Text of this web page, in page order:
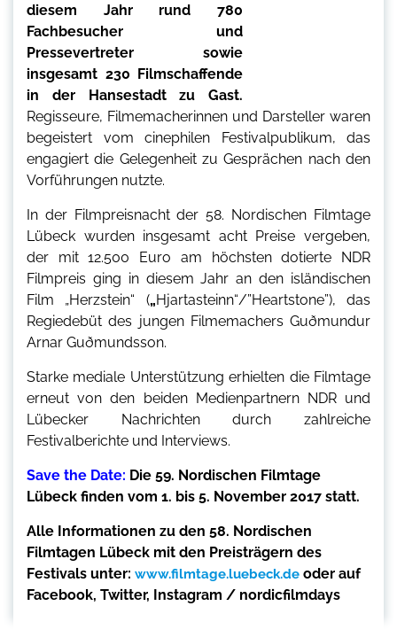
diesem Jahr rund 780
Fachbesucher und
Pressevertreter sowie
insgesamt 230 Filmschaffende
in der Hansestadt zu Gast.
Regisseure, Filmemacherinnen und Darsteller waren
begeistert vom cinephilen Festivalpublikum, das
engagiert die Gelegenheit zu Gesprächen nach den
Vorführungen nutzte.
In der Filmpreisnacht der 58. Nordischen Filmtage
Lübeck wurden insgesamt acht Preise vergeben,
der mit 12.500 Euro am höchsten dotierte NDR
Filmpreis ging in diesem Jahr an den isländischen
Film „Herzstein“ („Hjartasteinn“/”Heartstone”), das
Regiedebüt des jungen Filmemachers Guðmundur
Arnar Guðmundsson.
Starke mediale Unterstützung erhielten die Filmtage
erneut von den beiden Medienpartnern NDR und
Lübecker Nachrichten durch zahlreiche
Festivalberichte und Interviews.
Save the Date: Die 59. Nordischen Filmtage
Lübeck finden vom 1. bis 5. November 2017 statt.
Alle Informationen zu den 58. Nordischen
Filmtagen Lübeck mit den Preisträgern des
Festivals unter: www.filmtage.luebeck.de oder auf
Facebook, Twitter, Instagram / nordicfilmdays